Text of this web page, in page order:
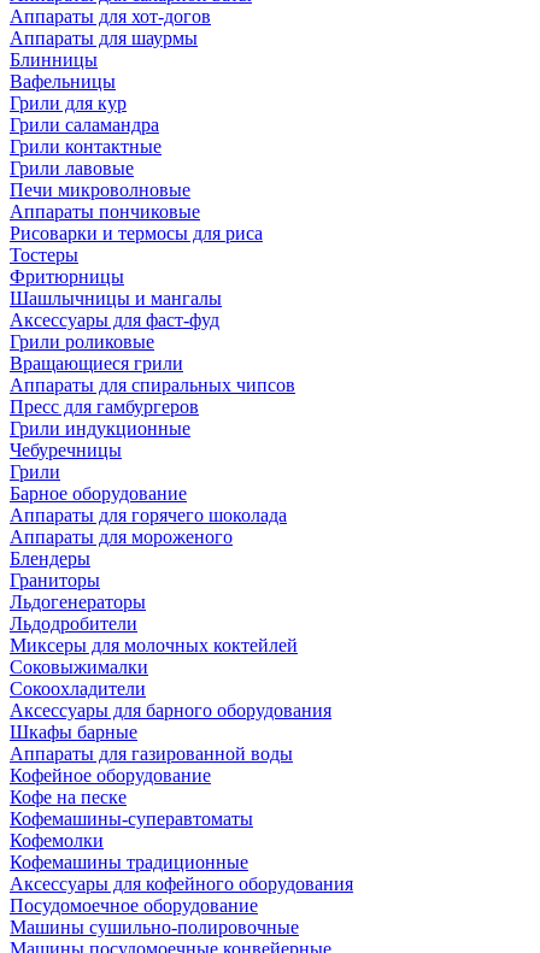
Аппараты для хот-догов
Аппараты для шаурмы
Блинницы
Вафельницы
Грили для кур
Грили саламандра
Грили контактные
Грили лавовые
Печи микроволновые
Аппараты пончиковые
Рисоварки и термосы для риса
Тостеры
Фритюрницы
Шашлычницы и мангалы
Аксессуары для фаст-фуд
Грили роликовые
Вращающиеся грили
Аппараты для спиральных чипсов
Пресс для гамбургеров
Грили индукционные
Чебуречницы
Грили
Барное оборудование
Аппараты для горячего шоколада
Аппараты для мороженого
Блендеры
Граниторы
Льдогенераторы
Льдодробители
Миксеры для молочных коктейлей
Соковыжималки
Сокоохладители
Аксессуары для барного оборудования
Шкафы барные
Аппараты для газированной воды
Кофейное оборудование
Кофе на песке
Кофемашины-суперавтоматы
Кофемолки
Кофемашины традиционные
Аксессуары для кофейного оборудования
Посудомоечное оборудование
Машины сушильно-полировочные
Машины посудомоечные конвейерные